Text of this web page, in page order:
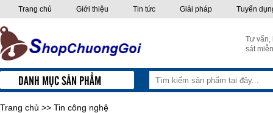
Trang chủ Giới thiệu Tin tức Giải pháp Tuyển
Tư vấn,
sát
DANH MỤC SẢN PHẨM
Trang chủ >> Tin công nghệ